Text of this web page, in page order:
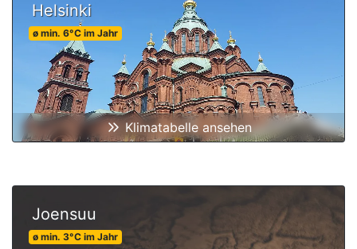
Helsinki
ø min. 6°C im Jahr
Klimatabelle ansehen
Joensuu
ø min. 3°C im Jahr